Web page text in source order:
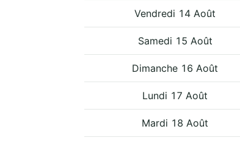
Vendredi 14 Août
Samedi 15 Août
Dimanche 16 Août
Lundi 17 Août
Mardi 18 Août